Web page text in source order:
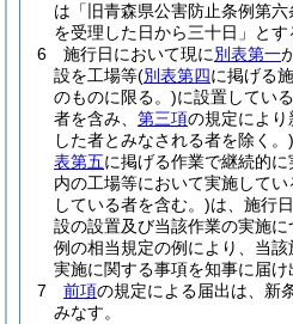
は「旧青森県公害防止条例第
を受理した日から三十日」とす
6
施行日において現に別表第一
設を工場等(別表第四に掲げる
のものに限る。)に設置してい
者を含み、 第三項の規定により
した者とみなされる者を除く。)
表第五に掲げる作業で継続的
内の工場等において実施してい
している者を含む。)は、施行
設の設置及び当該作業の実施
例の相当規定の例により、当
実施に関する事項を知事に届け
7
前項の規定による届出は、新
みなす。